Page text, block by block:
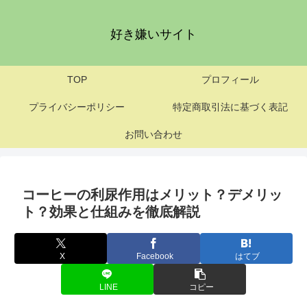
好き嫌いサイト
TOP プロフィール
プライバシーポリシー 特定商取引法に基づく表記
お問い合わせ
コーヒーの利尿作用はメリット？デメリッ
ト？効果と仕組みを徹底解説
X Facebook はてブ
LINE コピー